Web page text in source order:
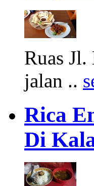
Ruas Jl.
jalan ..
Rica
Di